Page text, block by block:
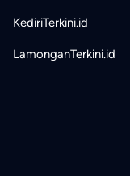
KediriTerkini.id
LamonganTerkini.id